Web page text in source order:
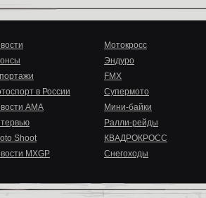
в России
AMA
Shoot
MXGP
Мотокросс
Эндуро
FMX
Супермото
Мини-байки
Ралли-рейды
КВАДРОКРОСС
Снегоходы